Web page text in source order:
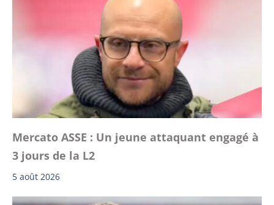
Mercato ASSE : Un jeune attaquant engagé à
3 jours de la L2
5 août 2026